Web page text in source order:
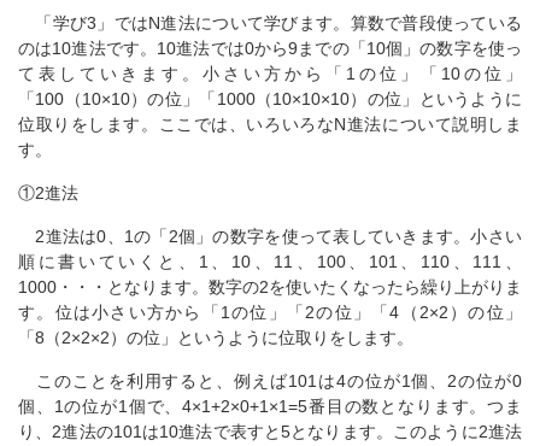
「学び3」ではN進法について学びます。算数で普段使っている
のは10進法です。10進法では0から9までの「10個」の数字を使っ
て表していきます。小さい方から「1の位」「10の位」
「100（10×10）の位」「1000（10×10×10）の位」というように
位取りをします。ここでは、いろいろなN進法について説明しま
す。
①2進法
2進法は0、1の「2個」の数字を使って表していきます。小さい
順に書いていくと、1、10、11、100、101、110、111、
1000・・・となります。数字の2を使いたくなったら繰り上がりま
す。位は小さい方から「1の位」「2の位」「4（2×2）の位」
「8（2×2×2）の位」というように位取りをします。
このことを利用すると、例えば101は4の位が1個、2の位が0
個、1の位が1個で、4×1+2×0+1×1=5番目の数となります。つま
り、2進法の101は10進法で表すと5となります。このように2進法